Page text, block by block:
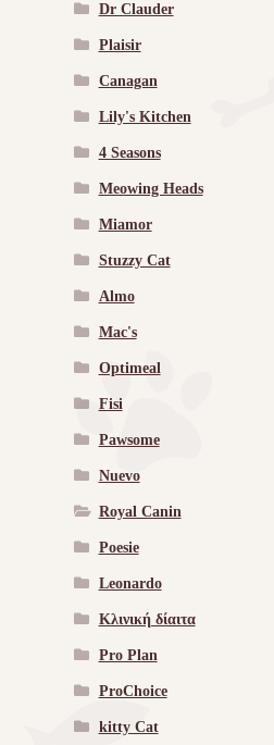
Dr Clauder
Plaisir
Canagan
Lily's Kitchen
4 Seasons
Meowing Heads
Miamor
Stuzzy Cat
Almo
Mac's
Optimeal
Fisi
Pawsome
Nuevo
Royal Canin
Poesie
Leonardo
Κλινική δίαιτα
Pro Plan
ProChoice
kitty Cat